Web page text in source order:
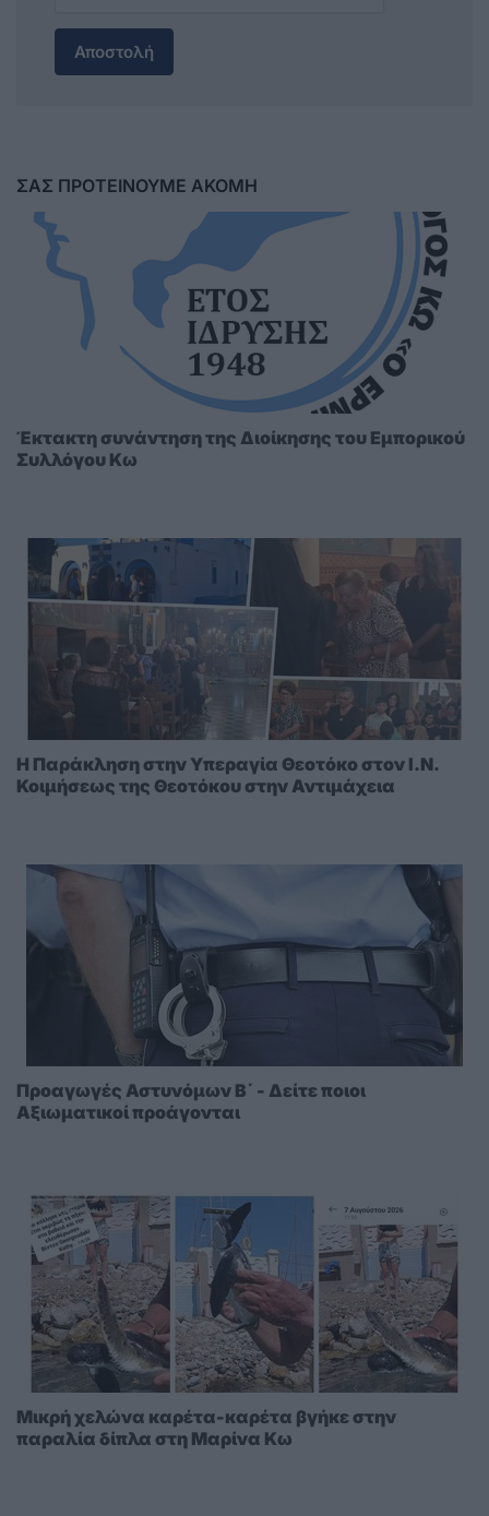
Αποστολή
ΣΑΣ ΠΡΟΤΕΙΝΟΥΜΕ ΑΚΟΜΗ
Έκτακτη συνάντηση της Διοίκησης του Εμπορικού
Συλλόγου Κω
Η Παράκληση στην Υπεραγία Θεοτόκο στoν I.N.
Κοιμήσεως της Θεοτόκου στην Αντιμάχεια
Προαγωγές Αστυνόμων Β΄ - Δείτε ποιοι
Αξιωματικοί προάγονται
Μικρή χελώνα καρέτα-καρέτα βγήκε στην
παραλία δίπλα στη Μαρίνα Κω